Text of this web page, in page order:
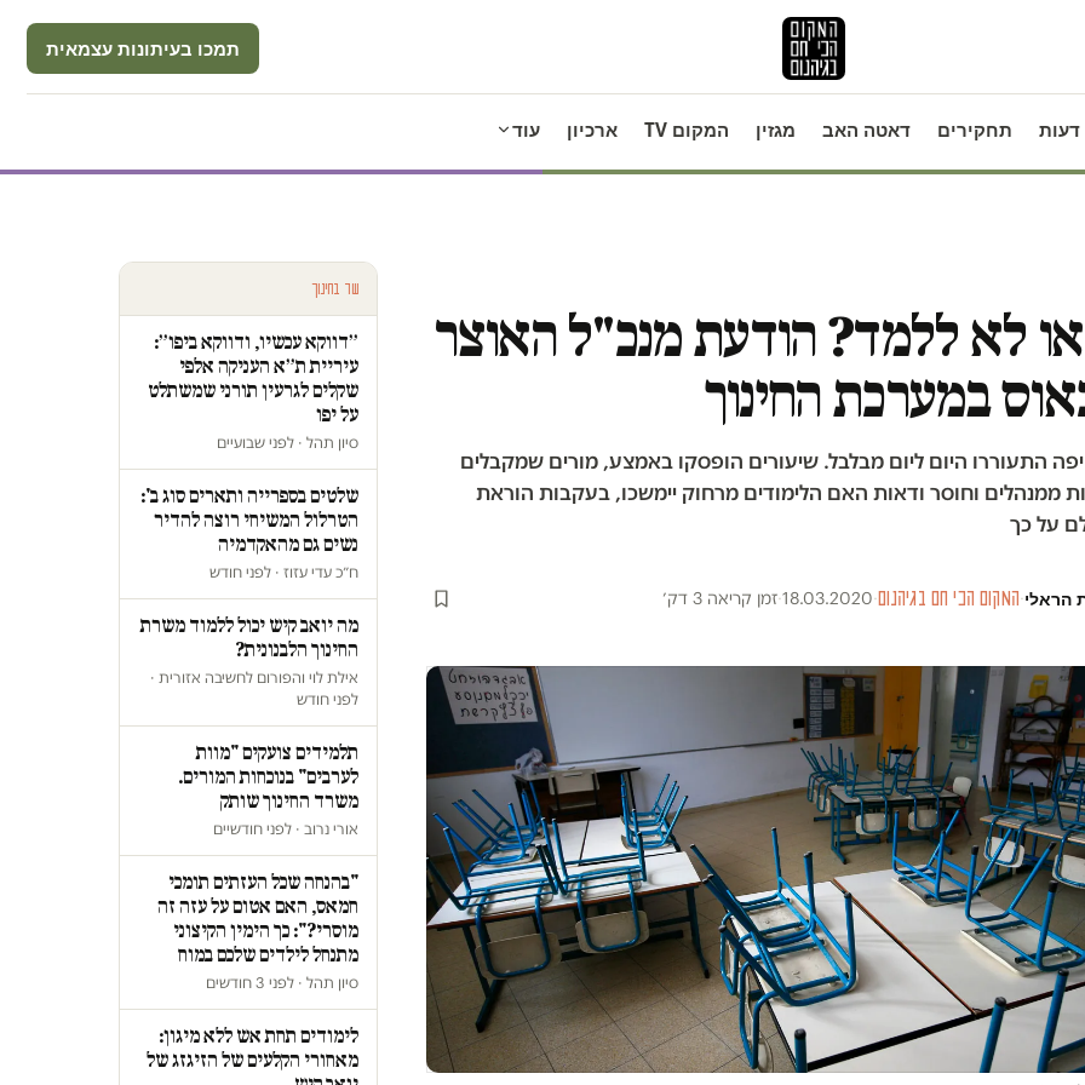
תמכו בעיתונות עצמאית
דעות תחקירים דאטה האב מגזין המקום TV ארכיון עוד
לא ללמד? הודעת מנכ"ל האוצר
במערכת החינוך
התעוררו היום ליום מבלבל. שיעורים הופסקו באמצע, מורים שמקבלים
ממנהלים וחוסר ודאות האם הלימודים מרחוק יימשכו, בעקבות הוראת
על כך
הראלי·המקום הכי חם בגיהנום·
18.03.2020
·זמן קריאה 3 דק׳
עוד בחינוך
״דווקא עכשיו, ודווקא ביפו״:
עיריית ת״א העניקה אלפי
שקלים לגרעין תורני שמשתלט
על יפו
סיון תהל · לפני שבועיים
שלטים בספרייה ותארים סוג ב':
הטרלול המשיחי רוצה להדיר
נשים גם מהאקדמיה
ח״כ עדי עזוז · לפני חודש
מה יואב קיש יכול ללמוד משרת
החינוך הלבנונית?
אילת לוי והפורום לחשיבה אזורית ·
לפני חודש
תלמידים צועקים "מוות
לערבים" בנוכחות המורים.
משרד החינוך שותק
אורי נרוב · לפני חודשיים
"בהנחה שכל העזתים תומכי
חמאס, האם אטום על עזה זה
מוסרי?": כך הימין הקיצוני
מתנחל לילדים שלכם במוח
סיון תהל · לפני 3 חודשים
לימודים תחת אש ללא מיגון:
מאחורי הקלעים של הזיגזג של